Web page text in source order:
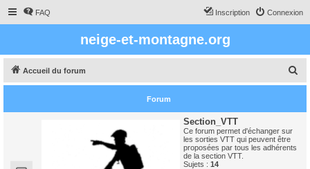
FAQ Connexion
Inscription
neige-et-montagne.org
Accueil du forum
e
Forum
Section_VTT
Ce forum permet d'échanger sur
les sorties VTT qui peuvent être
proposées par tous les adhérents
de la section VTT.
Sujets : 14